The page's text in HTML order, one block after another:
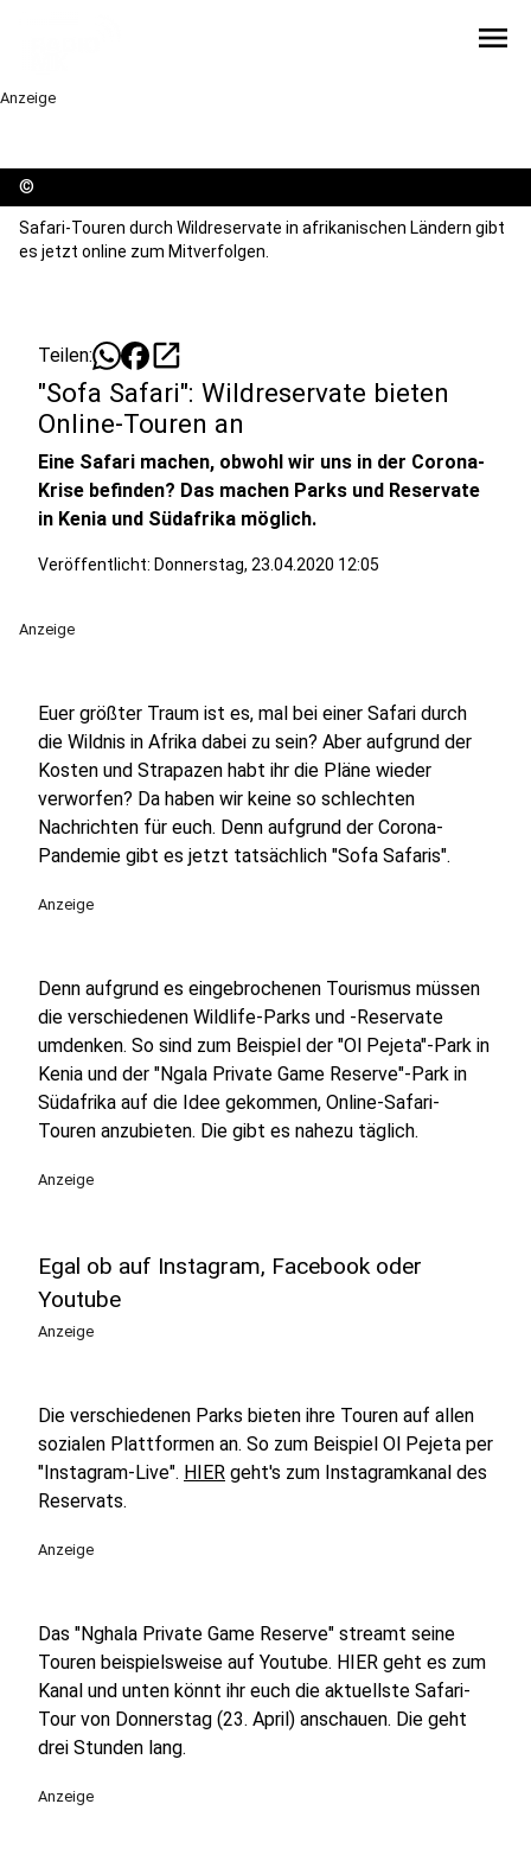
menu
Anzeige
©
Safari-Touren durch Wildreservate in afrikanischen Ländern gibt
es jetzt online zum Mitverfolgen.
Teilen: open_in_new
"Sofa Safari": Wildreservate bieten
Online-Touren an
Eine Safari machen, obwohl wir uns in der Corona-
Krise befinden? Das machen Parks und Reservate
in Kenia und Südafrika möglich.
Veröffentlicht: Donnerstag, 23.04.2020 12:05
Anzeige
Euer größter Traum ist es, mal bei einer Safari durch
die Wildnis in Afrika dabei zu sein? Aber aufgrund der
Kosten und Strapazen habt ihr die Pläne wieder
verworfen? Da haben wir keine so schlechten
Nachrichten für euch. Denn aufgrund der Corona-
Pandemie gibt es jetzt tatsächlich "Sofa Safaris".
Anzeige
Denn aufgrund es eingebrochenen Tourismus müssen
die verschiedenen Wildlife-Parks und -Reservate
umdenken. So sind zum Beispiel der "Ol Pejeta"-Park in
Kenia und der "Ngala Private Game Reserve"-Park in
Südafrika auf die Idee gekommen, Online-Safari-
Touren anzubieten. Die gibt es nahezu täglich.
Anzeige
Egal ob auf Instagram, Facebook oder
Youtube
Anzeige
Die verschiedenen Parks bieten ihre Touren auf allen
sozialen Plattformen an. So zum Beispiel Ol Pejeta per
"Instagram-Live". HIER geht's zum Instagramkanal des
Reservats.
Anzeige
Das "Nghala Private Game Reserve" streamt seine
Touren beispielsweise auf Youtube. HIER geht es zum
Kanal und unten könnt ihr euch die aktuellste Safari-
Tour von Donnerstag (23. April) anschauen. Die geht
drei Stunden lang.
Anzeige